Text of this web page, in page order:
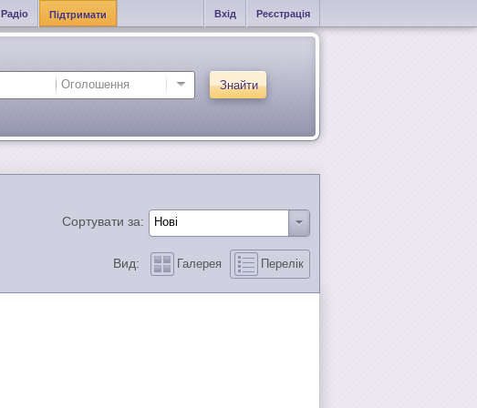
Радіо Підтримати Вхід Реєстрація
Знайти
Сортувати за:
Вид: Галерея Перелік